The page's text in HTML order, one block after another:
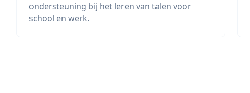
ondersteuning bij het leren van talen voor
school en werk.